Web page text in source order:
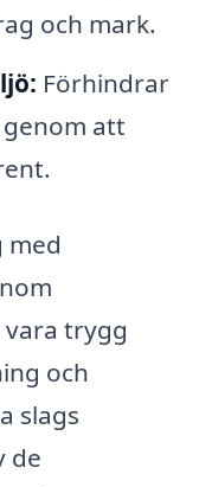
och mark.
Förhindrar
att
med
vara trygg
och
slags
de